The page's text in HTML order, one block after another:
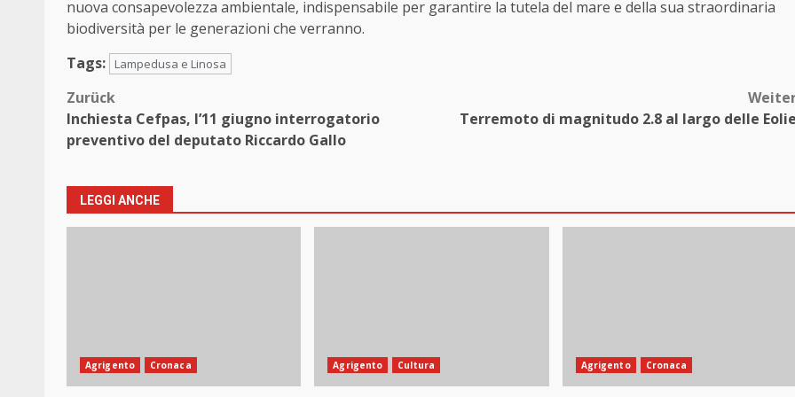
nuova consapevolezza ambientale, indispensabile per garantire la tutela del mare e della sua straordinaria
biodiversità per le generazioni che verranno.
Tags:
Lampedusa e Linosa
Beitragsnavigation
Zurück
Inchiesta Cefpas, l’11 giugno interrogatorio
preventivo del deputato Riccardo Gallo
Terremoto di magnitudo 2.8 al largo delle
LEGGI ANCHE
Agrigento Cronaca Agrigento Cultura Agrigento Cronaca